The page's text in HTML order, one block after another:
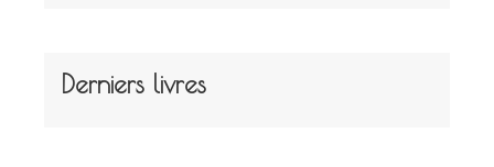
Derniers livres